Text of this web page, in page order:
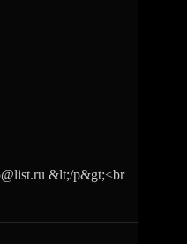
&lt;/p&gt;<br